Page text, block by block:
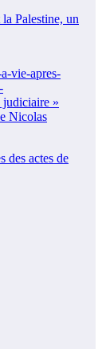
Palestine, un
des actes de